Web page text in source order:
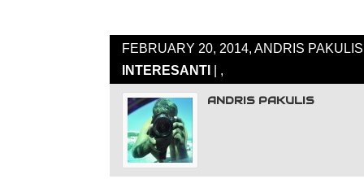
FEBRUARY 20, 2014, ANDRIS
INTERESANTI
| ,
ANDRIS PAKULIS